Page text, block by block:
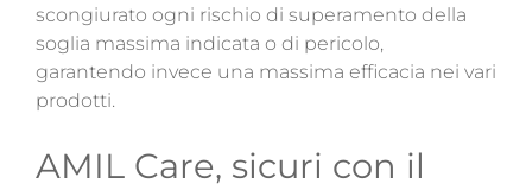
scongiurato ogni rischio di superamento della
soglia massima indicata o di pericolo,
garantendo invece una massima efficacia nei vari
prodotti.
AMIL Care, sicuri con il